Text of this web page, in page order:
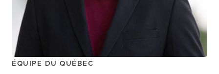
Serge Vicente
CO-RESPONSABLE COMMUNAUTAIRE,
MÉTHODES
MEMBRE DE L'ÉQUIPE COMMUNAUTAIRE,
ÉQUIPE DU QUÉBEC